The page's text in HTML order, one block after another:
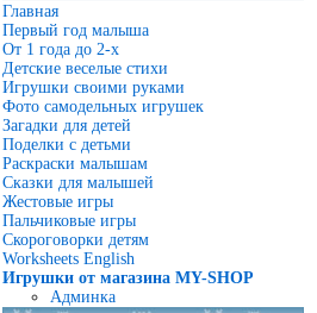
Главная
Первый год малыша
От 1 года до 2-х
Детские веселые стихи
Игрушки своими руками
Фото самодельных игрушек
Загадки для детей
Поделки с детьми
Раскраски малышам
Сказки для малышей
Жестовые игры
Пальчиковые игры
Скороговорки детям
Worksheets English
Игрушки от магазина MY-SHOP
Админка